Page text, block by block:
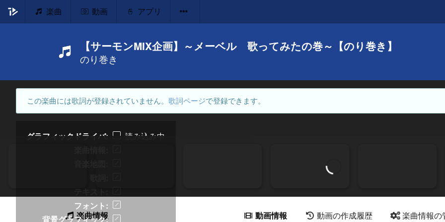
楽曲 動画 アプリ
【サーモンMIX企画】～メーベル 歌ってみたの巻～【のり巻き】
のり巻き
この楽曲には歌詞が登録されていません。 歌詞ページで登録できます。
グラフィックドライバ
読み込み中
フォント
背景グラフィック
楽曲情報 動画情報 動画の作成履歴 楽曲情報の